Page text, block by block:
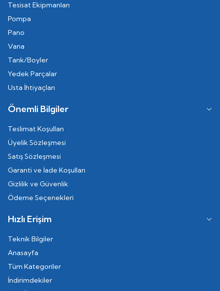
Tesisat Ekipmanları
Pompa
Pano
Vana
Tank/Boyler
Yedek Parçalar
Usta İhtiyaçları
Önemli Bilgiler
Teslimat Koşulları
Üyelik Sözleşmesi
Satış Sözleşmesi
Garanti ve İade Koşulları
Gizlilik ve Güvenlik
Ödeme Seçenekleri
Hızlı Erişim
Teknik Bilgiler
Anasayfa
Tüm Kategoriler
İndirimdekiler